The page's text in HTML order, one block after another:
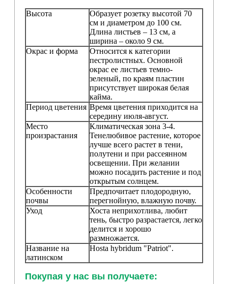
Высота
Образует розетку высотой 70
см и диаметром до 100 см.
Длина листьев – 13 см, а
ширина – около 9 см.
Окрас и форма
Относится к категории
пестролистных. Основной
окрас ее листьев темно-
зеленый, по краям пластин
присутствует широкая белая
кайма.
Период цветения Время цветения приходится на
середину июля-август.
Место
произрастания
Климатическая зона 3-4.
Тенелюбивое растение, которое
лучше всего растет в тени,
полутени и при рассеянном
освещении. При желании
можно посадить растение и под
открытым солнцем.
Особенности
почвы
Предпочитает плодородную,
перегнойную, влажную почву.
Уход
Хоста неприхотлива, любит
тень, быстро разрастается, легко
делится и хорошо
размножается.
Название на
латинском
Hosta hybridum "Patriot".
Покупая у нас вы получаете: